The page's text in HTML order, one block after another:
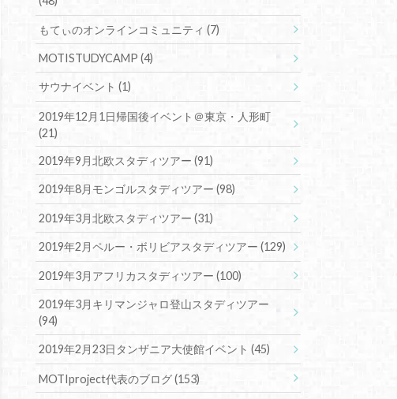
もてぃのオンラインコミュニティ(7)
MOTISTUDYCAMP(4)
サウナイベント(1)
2019年12月1日帰国後イベント＠東京・人形町
(21)
2019年9月北欧スタディツアー(91)
2019年8月モンゴルスタディツアー(98)
2019年3月北欧スタディツアー(31)
2019年2月ペルー・ボリビアスタディツアー(129)
2019年3月アフリカスタディツアー(100)
2019年3月キリマンジャロ登山スタディツアー
(94)
2019年2月23日タンザニア大使館イベント(45)
MOTIproject代表のブログ(153)